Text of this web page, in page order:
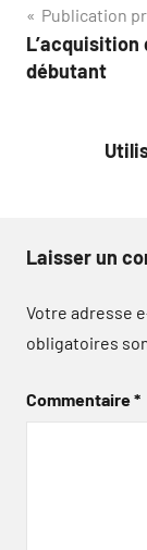
de
Publication
L’acquisition
débutant
Laisser un
Votre adresse
obligatoires
Commentaire*